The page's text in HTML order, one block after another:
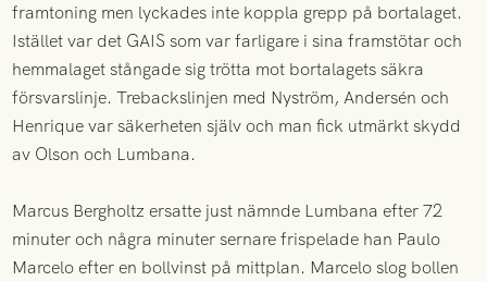
framtoning men lyckades inte koppla grepp på bortalaget.
Istället var det GAIS som var farligare i sina framstötar och
hemmalaget stångade sig trötta mot bortalagets säkra
försvarslinje. Trebackslinjen med Nyström, Andersén och
Henrique var säkerheten själv och man fick utmärkt skydd
av Olson och Lumbana.
Marcus Bergholtz ersatte just nämnde Lumbana efter 72
minuter och några minuter sernare frispelade han Paulo
Marcelo efter en bollvinst på mittplan. Marcelo slog bollen